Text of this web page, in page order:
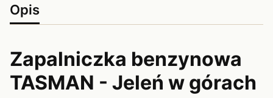
Opis
Zapalniczka benzynowa
TASMAN - Jeleń w górach